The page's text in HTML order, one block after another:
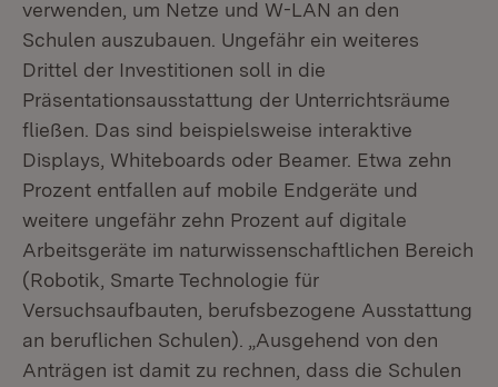
verwenden, um Netze und W-LAN an den
Schulen auszubauen. Ungefähr ein weiteres
Drittel der Investitionen soll in die
Präsentationsausstattung der Unterrichtsräume
fließen. Das sind beispielsweise interaktive
Displays, Whiteboards oder Beamer. Etwa zehn
Prozent entfallen auf mobile Endgeräte und
weitere ungefähr zehn Prozent auf digitale
Arbeitsgeräte im naturwissenschaftlichen Bereich
(Robotik, Smarte Technologie für
Versuchsaufbauten, berufsbezogene Ausstattung
an beruflichen Schulen). „Ausgehend von den
Anträgen ist damit zu rechnen, dass die Schulen